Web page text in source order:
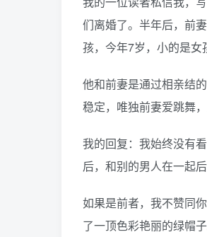
们离婚了。半年后，前
孩，今年7岁，小的是女
他和前妻是通过相亲结
稳定，唯独前妻爱跳舞
我的回复：我始终没有
后，和别的男人在一起后
如果是前者，我不赞同
了一顶色彩艳丽的绿帽